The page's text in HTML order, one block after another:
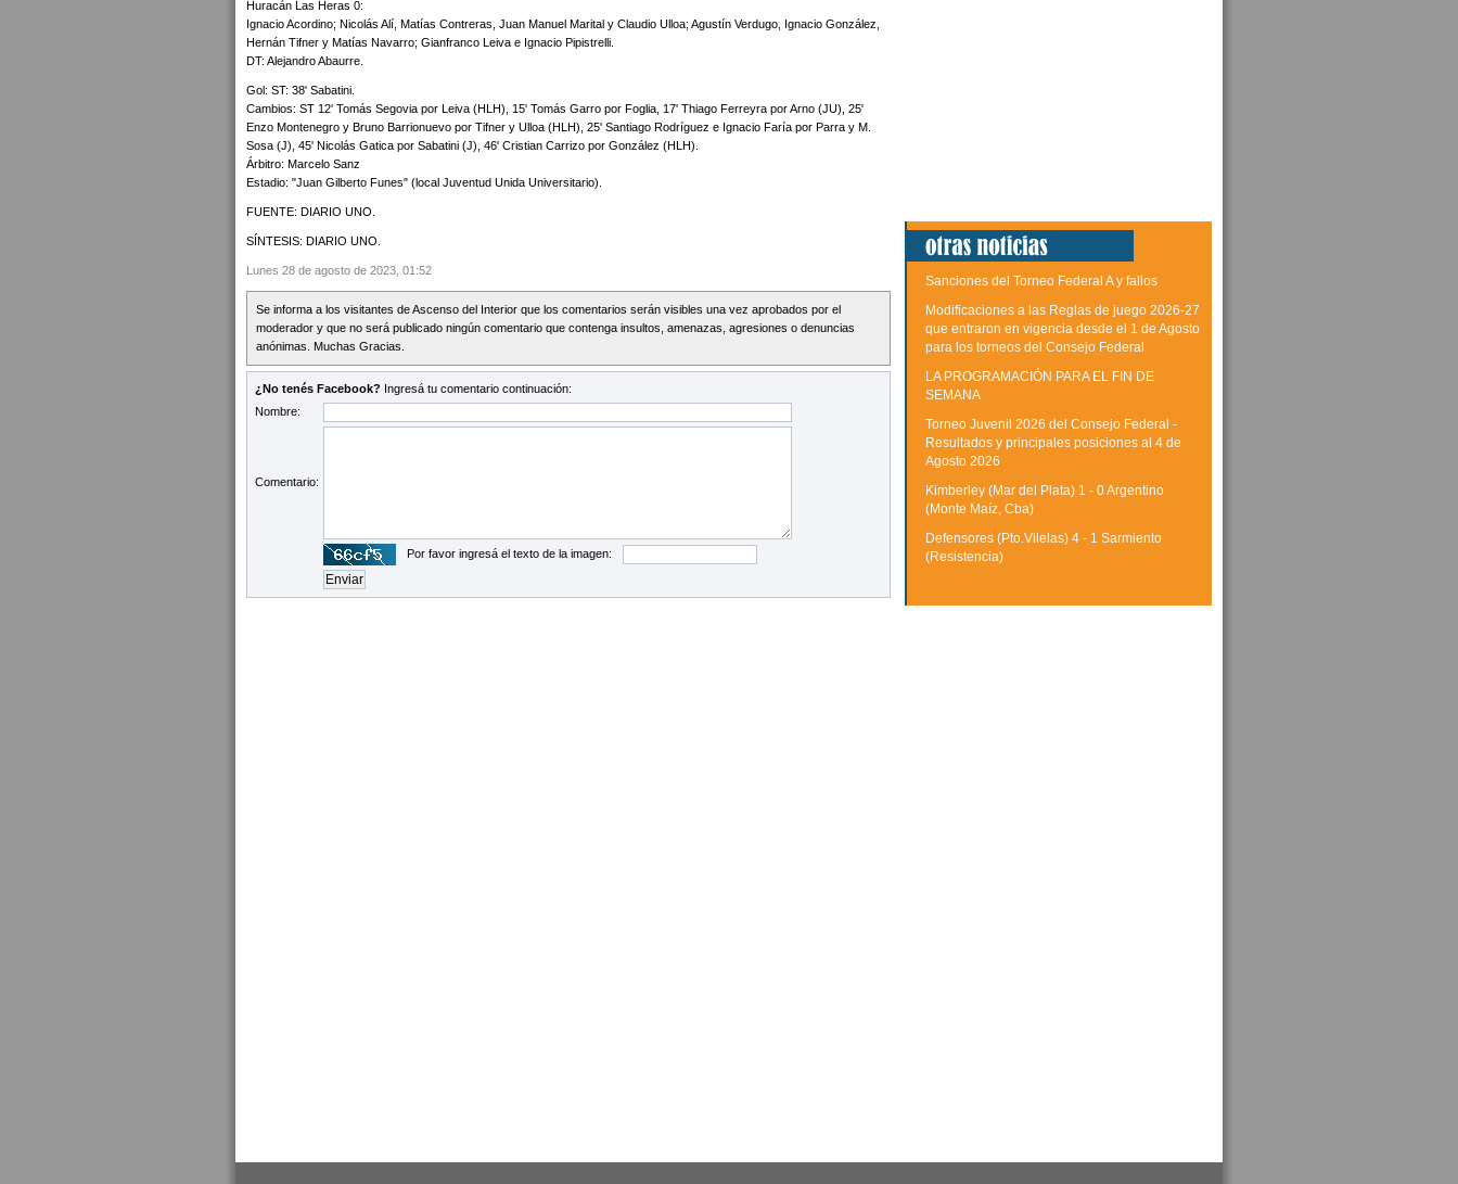
Huracán Las Heras 0:
Ignacio Acordino; Nicolás Alí, Matías Contreras, Juan Manuel Marital y Claudio Ulloa; Agustín Verdugo, Ignacio González,
Hernán Tifner y Matías Navarro; Gianfranco Leiva e Ignacio Pipistrelli.
DT: Alejandro Abaurre.
Gol: ST: 38' Sabatini.
Cambios: ST 12' Tomás Segovia por Leiva (HLH), 15' Tomás Garro por Foglia, 17' Thiago Ferreyra por Arno (JU), 25'
Enzo Montenegro y Bruno Barrionuevo por Tifner y Ulloa (HLH), 25' Santiago Rodríguez e Ignacio Faría por Parra y M.
Sosa (J), 45' Nicolás Gatica por Sabatini (J), 46' Cristian Carrizo por González (HLH).
Árbitro: Marcelo Sanz
Estadio: "Juan Gilberto Funes" (local Juventud Unida Universitario).
FUENTE: DIARIO UNO.
SÍNTESIS: DIARIO UNO.
Lunes 28 de agosto de 2023, 01:52
Se informa a los visitantes de Ascenso del Interior que los comentarios serán visibles una vez aprobados por el
moderador y que no será publicado ningún comentario que contenga insultos, amenazas, agresiones o denuncias
anónimas. Muchas Gracias.
¿No tenés Facebook? Ingresá tu comentario continuación:
Nombre:
Comentario:
Por favor ingresá el texto de la imagen:
Sanciones del Torneo Federal A y fallos
Modificaciones a las Reglas de juego 2026-27
que entraron en vigencia desde el 1 de Agosto
para los torneos del Consejo Federal
LA PROGRAMACIÓN PARA EL FIN DE
SEMANA
Torneo Juvenil 2026 del Consejo Federal -
Resultados y principales posiciones al 4 de
Agosto 2026
Kimberley (Mar del Plata) 1 - 0 Argentino
(Monte Maíz, Cba)
Defensores (Pto.Vilelas) 4 - 1 Sarmiento
(Resistencia)